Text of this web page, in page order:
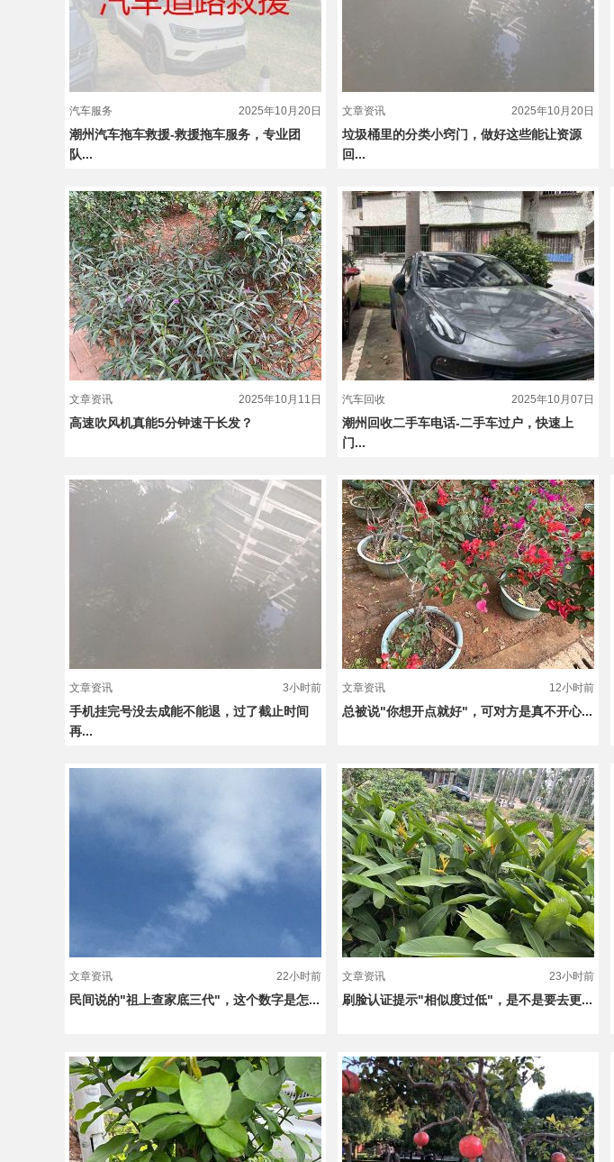
汽车服务 2025年10月20日
潮州汽车拖车救援-救援拖车服务，专业团
队...
文章资讯 2025年10月20日
垃圾桶里的分类小窍门，做好这些能让资源
回...
文章资讯 2025年10月11日
高速吹风机真能5分钟速干长发？
汽车回收 2025年10月07日
潮州回收二手车电话-二手车过户，快速上
门...
文章资讯 3小时前
手机挂完号没去成能不能退，过了截止时间
再...
文章资讯 12小时前
总被说"你想开点就好"，可对方是真不开心...
文章资讯 22小时前
民间说的"祖上查家底三代"，这个数字是怎...
文章资讯 23小时前
刷脸认证提示"相似度过低"，是不是要去更...